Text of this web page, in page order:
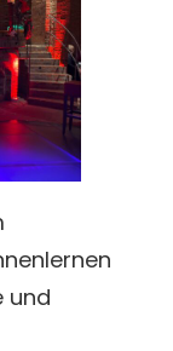
und